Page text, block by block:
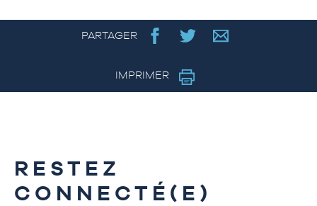
PARTAGER
IMPRIMER
RESTEZ
CONNECTÉ(E)